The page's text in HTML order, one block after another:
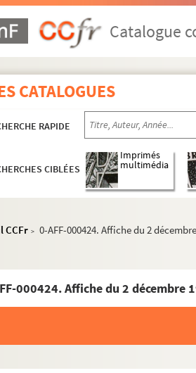
Catalogue
CATALOGUES
RAPIDE
CIBLÉES
Imprimés
multimédia
CCFr > 0-AFF-000424. Affiche du 2
000424. Affiche du 2 décembre